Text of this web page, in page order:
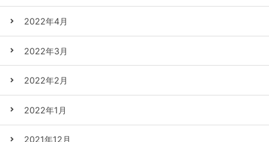
2022年4月
2022年3月
2022年2月
2022年1月
2021年12月